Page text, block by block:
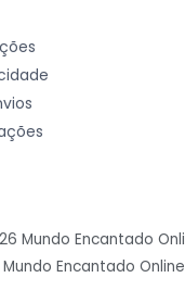
Mundo Encantado
Mundo Encantado Online